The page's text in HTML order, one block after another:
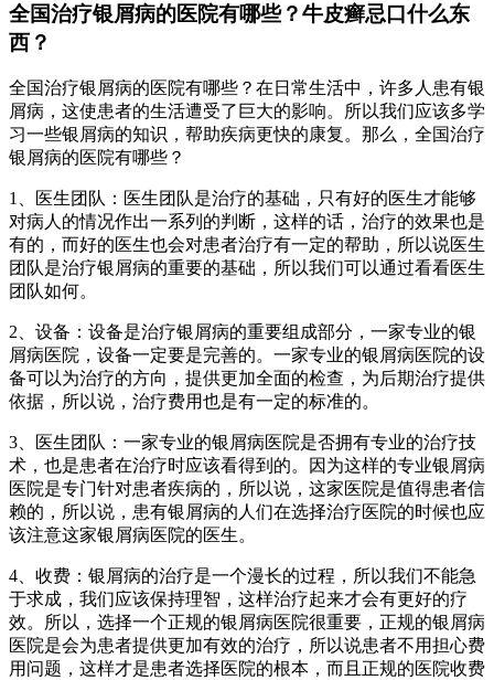
全国治疗银屑病的医院有哪些？牛皮癣忌口什么东
西？
全国治疗银屑病的医院有哪些？在日常生活中，许多人患有银
屑病，这使患者的生活遭受了巨大的影响。所以我们应该多学
习一些银屑病的知识，帮助疾病更快的康复。那么，全国治疗
银屑病的医院有哪些？
1、医生团队：医生团队是治疗的基础，只有好的医生才能够
对病人的情况作出一系列的判断，这样的话，治疗的效果也是
有的，而好的医生也会对患者治疗有一定的帮助，所以说医生
团队是治疗银屑病的重要的基础，所以我们可以通过看看医生
团队如何。
2、设备：设备是治疗银屑病的重要组成部分，一家专业的银
屑病医院，设备一定要是完善的。一家专业的银屑病医院的设
备可以为治疗的方向，提供更加全面的检查，为后期治疗提供
依据，所以说，治疗费用也是有一定的标准的。
3、医生团队：一家专业的银屑病医院是否拥有专业的治疗技
术，也是患者在治疗时应该看得到的。因为这样的专业银屑病
医院是专门针对患者疾病的，所以说，这家医院是值得患者信
赖的，所以说，患有银屑病的人们在选择治疗医院的时候也应
该注意这家银屑病医院的医生。
4、收费：银屑病的治疗是一个漫长的过程，所以我们不能急
于求成，我们应该保持理智，这样治疗起来才会有更好的疗
效。所以，选择一个正规的银屑病医院很重要，正规的银屑病
医院是会为患者提供更加有效的治疗，所以说患者不用担心费
用问题，这样才是患者选择医院的根本，而且正规的医院收费